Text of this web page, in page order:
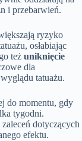
i przebarwień.
ryzyko
osłabiając
też uniknięcie
dla
tatuażu.
do momentu, gdy
tygodni.
dotyczących
efektu.